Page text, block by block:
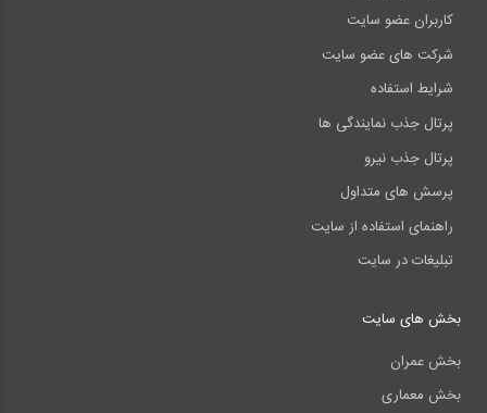
کاربران عضو سایت
شرکت های عضو سایت
شرایط استفاده
پرتال جذب نمایندگی ها
پرتال جذب نیرو
پرسش های متداول
راهنمای استفاده از سایت
تبلیغات در سایت
بخش های سایت
بخش عمران
بخش معماری